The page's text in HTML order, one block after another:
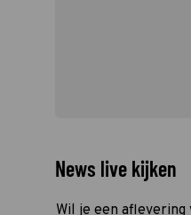
News live kijken
Wil je een aflevering